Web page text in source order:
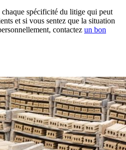
spécificité du litige qui peut
et si vous sentez que la situation
contactez un bon